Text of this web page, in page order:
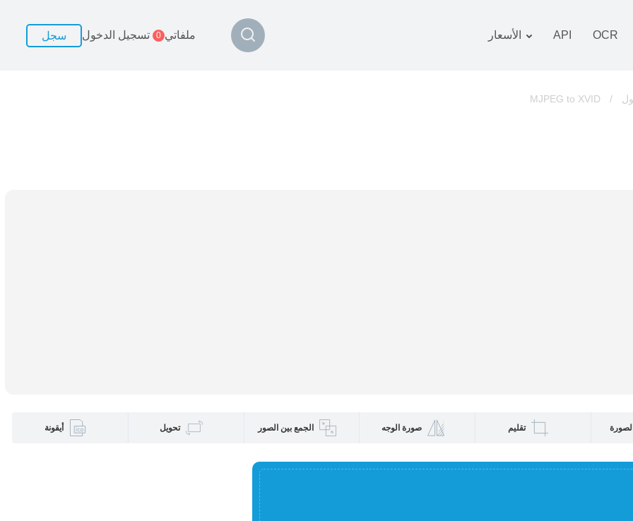
OCR
API الأسعار ملفاتي 0 تسجيل الدخول سجل
/
MJPEG to XVID
تقليم صورة الوجه الجمع بين الصور تحويل أيقونة